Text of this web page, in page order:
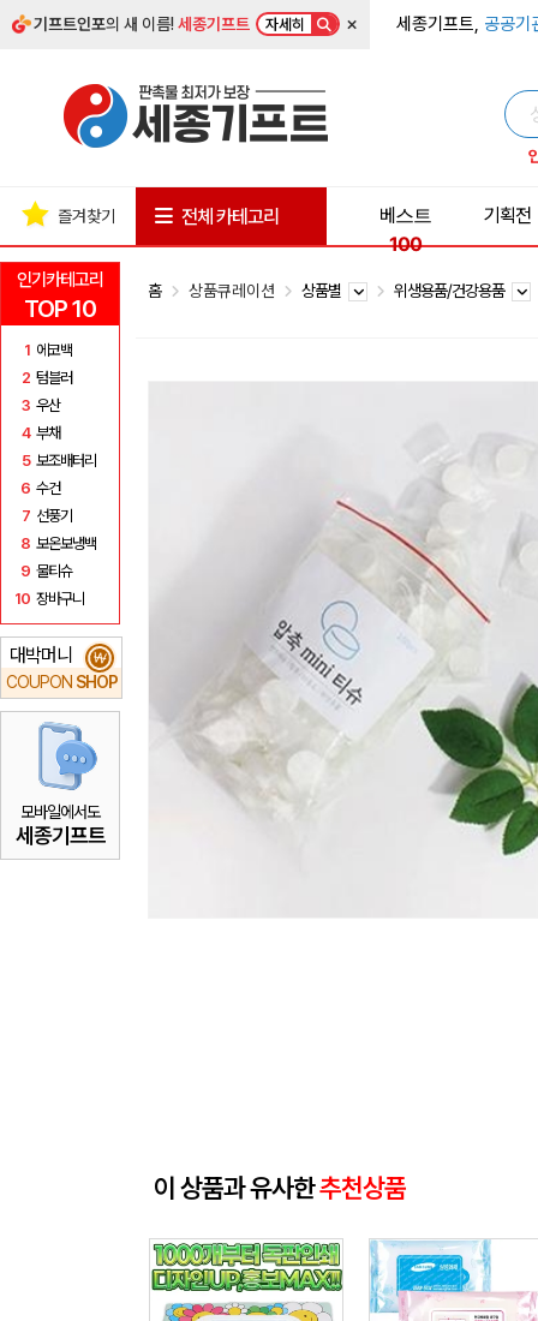
기프트인포의 새 이름!세종기프트 자세히 × 세종기프트, 공공기
인기카테고리
TOP 10
1 에코백
2 텀블러
3 우산
4 부채
5 보조배터리
6 수건
7 선풍기
8 보온보냉백
9 물티슈
10 장바구니
대박머니
COUPON SHOP
₩
모바일에서도
세종기프트
즐겨찾기 전체 카테고리
베스트
100
기획전
홈 상품큐레이션 상품별 위생용품/건강용품
이 상품과 유사한추천상품